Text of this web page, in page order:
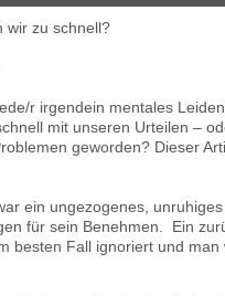
wir zu schnell?
r irgendein mentales
mit unseren Urteilen –
geworden? Dieser
ein ungezogenes,
für sein Benehmen. Ein
besten Fall ignoriert und